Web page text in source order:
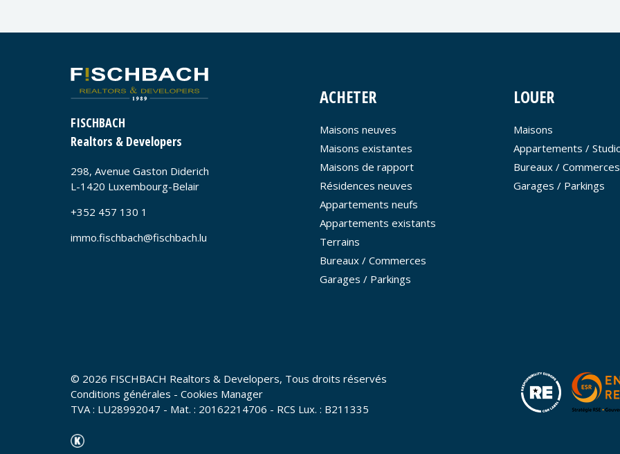
FISCHBACH
Realtors & Developers
298, Avenue Gaston Diderich
L-1420 Luxembourg-Belair
+352 457 130 1
immo.fischbach@fischbach.lu
ACHETER
Maisons neuves
Maisons existantes
Maisons de rapport
Résidences neuves
Appartements neufs
Appartements existants
Terrains
Bureaux / Commerces
Garages / Parkings
LOUER
Maisons
Appartements /
Bureaux / Commerces
Garages / Parkings
© 2026 FISCHBACH Realtors & Developers, Tous droits réservés
Conditions générales - Cookies Manager
TVA : LU28992047 - Mat. : 20162214706 - RCS Lux. : B211335